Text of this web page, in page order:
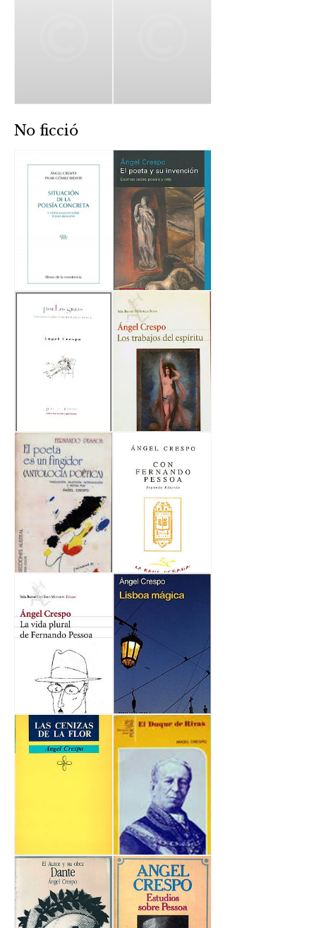
No ficció